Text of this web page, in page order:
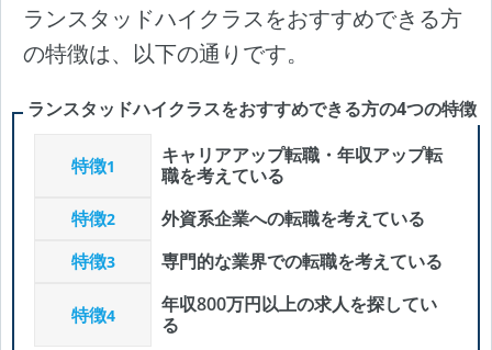
ランスタッドハイクラスをおすすめできる方
の特徴は、以下の通りです。
ランスタッドハイクラスをおすすめできる方の4つの特徴
特徴1
キャリアアップ転職・年収アップ転
職を考えている
特徴2
外資系企業への転職を考えている
特徴3 専門的な業界での転職を考えている
特徴4
年収800万円以上の求人を探してい
る